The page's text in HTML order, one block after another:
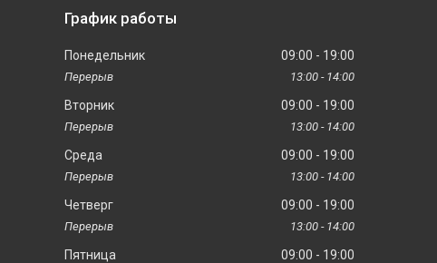
График работы
Понедельник 09:00 19:00
13:00 14:00
Вторник 09:00 19:00
13:00 14:00
Среда 09:00 19:00
13:00 14:00
Четверг 09:00 19:00
13:00 14:00
Пятница 09:00 19:00